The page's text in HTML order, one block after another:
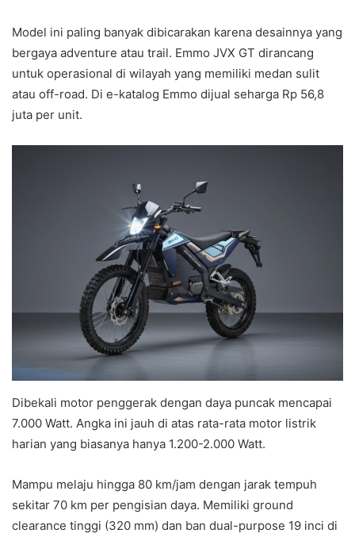
Model ini paling banyak dibicarakan karena desainnya yang
bergaya adventure atau trail. Emmo JVX GT dirancang
untuk operasional di wilayah yang memiliki medan sulit
atau off-road. Di e-katalog Emmo dijual seharga Rp 56,8
juta per unit.
Dibekali motor penggerak dengan daya puncak mencapai
7.000 Watt. Angka ini jauh di atas rata-rata motor listrik
harian yang biasanya hanya 1.200-2.000 Watt.
Mampu melaju hingga 80 km/jam dengan jarak tempuh
sekitar 70 km per pengisian daya. Memiliki ground
clearance tinggi (320 mm) dan ban dual-purpose 19 inci di